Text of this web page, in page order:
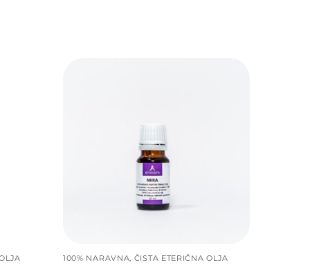
100% NARAVNA, ČISTA ETERIČNA OLJA